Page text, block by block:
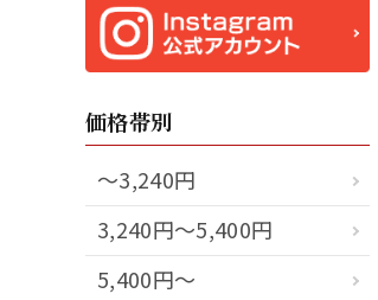
価格帯別
～3,240円
3,240円～5,400円
5,400円～